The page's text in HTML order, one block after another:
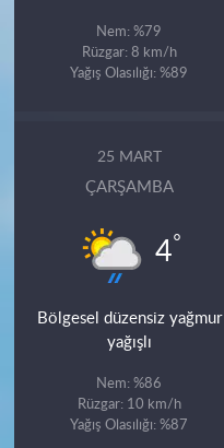
Nem: %79
Rüzgar: 8 km/h
Yağış Olasılığı: %89
25 MART
ÇARŞAMBA
4°
Bölgesel düzensiz yağmur
yağışlı
Nem: %86
Rüzgar: 10 km/h
Yağış Olasılığı: %87